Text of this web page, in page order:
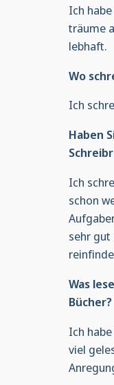
Ich
träume
lebhaft.
Wo
Ich
Haben
Ich
schon
sehr gut
Was
Bücher?
Ich
viel